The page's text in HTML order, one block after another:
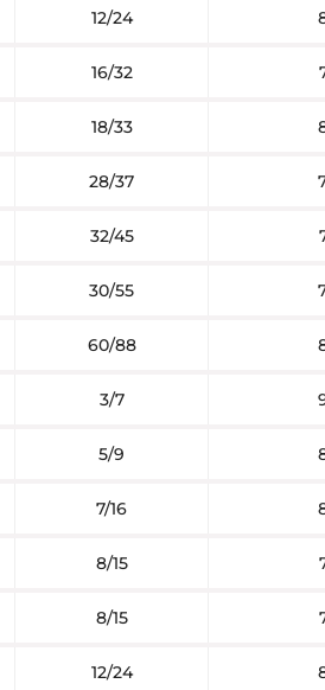
12/24
16/32
18/33
28/37
32/45
30/55
60/88
3/7
5/9
7/16
8/15
8/15
12/24